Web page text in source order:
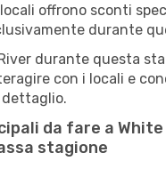
offrono sconti
durante
durante questa
con i locali e
da fare a White
stagione